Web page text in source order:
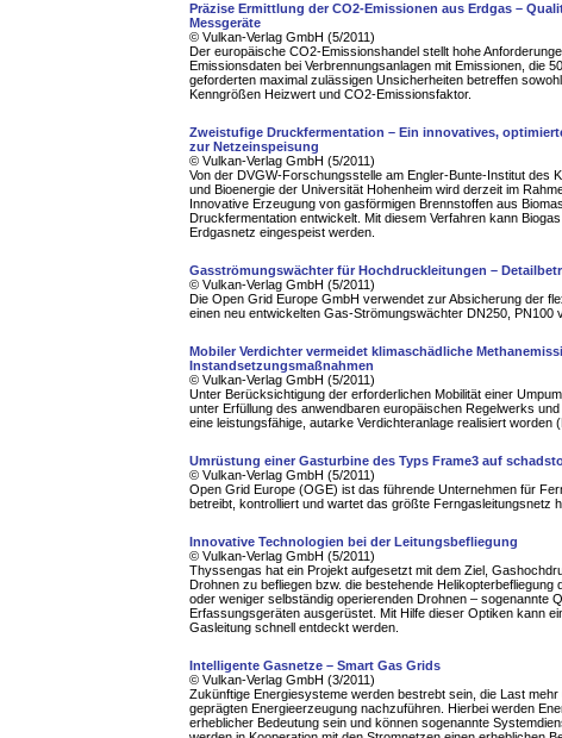
Präzise Ermittlung der CO2-Emissionen aus Erdgas –
Messgeräte
© Vulkan-Verlag GmbH (5/2011)
Der europäische CO2-Emissionshandel stellt hohe
Emissionsdaten bei Verbrennungsanlagen mit Emissionen, die
geforderten maximal zulässigen Unsicherheiten betreffen
Kenngrößen Heizwert und CO2-Emissionsfaktor.
Zweistufige Druckfermentation – Ein innovatives,
zur Netzeinspeisung
© Vulkan-Verlag GmbH (5/2011)
Von der DVGW-Forschungsstelle am Engler-Bunte-Institut des
und Bioenergie der Universität Hohenheim wird derzeit im
Innovative Erzeugung von gasförmigen Brennstoffen aus
Druckfermentation entwickelt. Mit diesem Verfahren kann
Erdgasnetz eingespeist werden.
Gasströmungswächter für Hochdruckleitungen –
© Vulkan-Verlag GmbH (5/2011)
Die Open Grid Europe GmbH verwendet zur Absicherung der
einen neu entwickelten Gas-Strömungswächter DN250, PN100
Mobiler Verdichter vermeidet klimaschädliche
Instandsetzungsmaßnahmen
© Vulkan-Verlag GmbH (5/2011)
Unter Berücksichtigung der erforderlichen Mobilität einer
unter Erfüllung des anwendbaren europäischen Regelwerks
eine leistungsfähige, autarke Verdichteranlage realisiert worden
Umrüstung einer Gasturbine des Typs Frame3 auf
© Vulkan-Verlag GmbH (5/2011)
Open Grid Europe (OGE) ist das führende Unternehmen für
betreibt, kontrolliert und wartet das größte Ferngasleitungsnetz
Innovative Technologien bei der Leitungsbefliegung
© Vulkan-Verlag GmbH (5/2011)
Thyssengas hat ein Projekt aufgesetzt mit dem Ziel,
Drohnen zu befliegen bzw. die bestehende
oder weniger selbständig operierenden Drohnen – sogenannte
Erfassungsgeräten ausgerüstet. Mit Hilfe dieser Optiken kann
Gasleitung schnell entdeckt werden.
Intelligente Gasnetze – Smart Gas Grids
© Vulkan-Verlag GmbH (3/2011)
Zukünftige Energiesysteme werden bestrebt sein, die Last
geprägten Energieerzeugung nachzuführen. Hierbei werden
erheblicher Bedeutung sein und können sogenannte